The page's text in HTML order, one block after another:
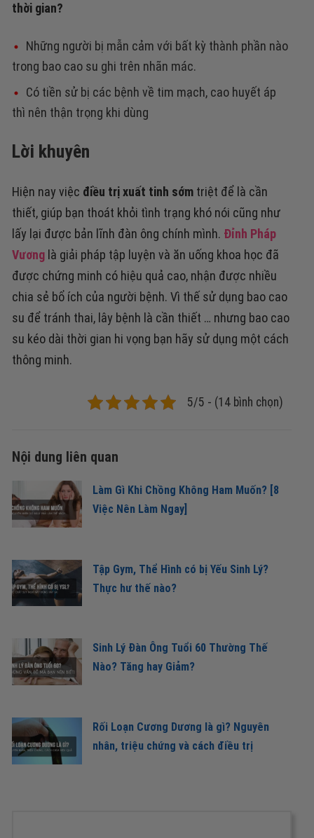
thời gian?
Những người bị mẫn cảm với bất kỳ thành phần nào
trong bao cao su ghi trên nhãn mác.
Có tiền sử bị các bệnh về tim mạch, cao huyết áp
thì nên thận trọng khi dùng
Lời khuyên
Hiện nay việc điều trị xuất tinh sớm triệt để là cần
thiết, giúp bạn thoát khỏi tình trạng khó nói cũng như
lấy lại được bản lĩnh đàn ông chính mình. Đỉnh Pháp
Vương là giải pháp tập luyện và ăn uống khoa học đã
được chứng minh có hiệu quả cao, nhận được nhiều
chia sẻ bổ ích của người bệnh. Vì thế sử dụng bao cao
su để tránh thai, lây bệnh là cần thiết … nhưng bao cao
su kéo dài thời gian hi vọng bạn hãy sử dụng một cách
thông minh.
5/5 - (14 bình chọn)
Nội dung liên quan
Làm Gì Khi Chồng Không Ham Muốn? [8
Việc Nên Làm Ngay]
Tập Gym, Thể Hình có bị Yếu Sinh Lý?
Thực hư thế nào?
Sinh Lý Đàn Ông Tuổi 60 Thường Thế
Nào? Tăng hay Giảm?
Rối Loạn Cương Dương là gì? Nguyên
nhân, triệu chứng và cách điều trị